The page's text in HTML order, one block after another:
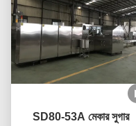
SD80-53A মেকার সুগার